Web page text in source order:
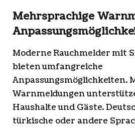
Mehrsprachige
Moderne Rauchmelder mit
bieten umfangreiche
Anpassungsmöglichkeiten.
Warnmeldungen
Haushalte und Gäste.
türkische oder andere